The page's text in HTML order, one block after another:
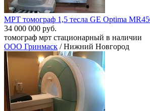
МРТ томограф 1,5 тесла GE Optima
34 000 000 руб.
томограф мрт стационарный в наличии
ООО Гринмаск / Нижний Новгород